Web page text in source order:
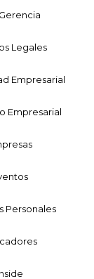
Legales
Empresarial
Empresarial
Personales